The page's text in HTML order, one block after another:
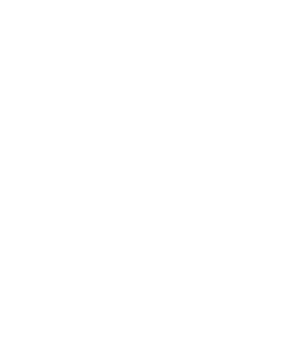
ミュージカル・コ
おたのしみコンテ